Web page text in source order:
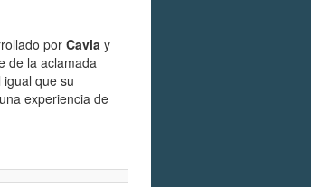
por Cavia y
de la aclamada
igual que su
experiencia de